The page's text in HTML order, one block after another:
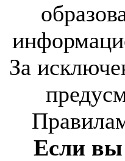
За
Если вы